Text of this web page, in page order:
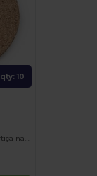
10
CHALA Base para copos em cortiça natural